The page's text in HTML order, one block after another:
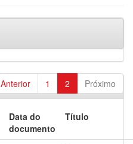
Anterior 1 2 Próximo
Data do
documento
Título